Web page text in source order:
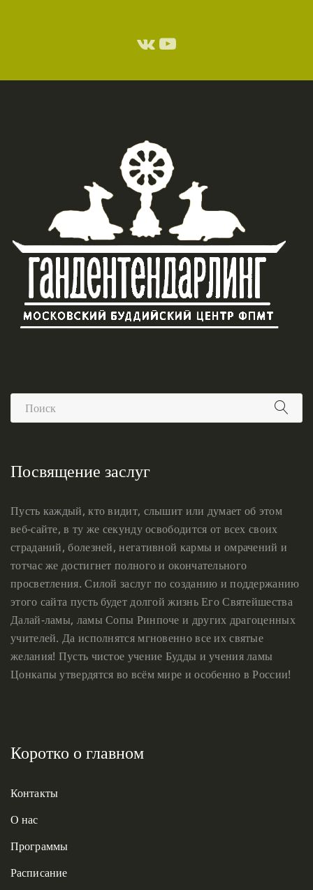
Посвящение заслуг
Пусть каждый, кто видит, слышит или думает об этом
веб-сайте, в ту же секунду освободится от всех своих
страданий, болезней, негативной кармы и омрачений и
тотчас же достигнет полного и окончательного
просветления. Силой заслуг по созданию и поддержанию
этого сайта пусть будет долгой жизнь Его Святейшества
Далай-ламы, ламы Сопы Ринпоче и других драгоценных
учителей. Да исполнятся мгновенно все их святые
желания! Пусть чистое учение Будды и учения ламы
Цонкапы утвердятся во всём мире и особенно в России!
Коротко о главном
Контакты
О нас
Программы
Расписание